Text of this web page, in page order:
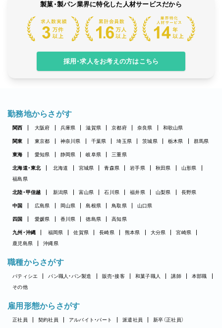
製菓・製パン業界に特化した人材サービスだから
採用・求人をお考えの方はこちら
勤務地からさがす
関西 大阪府 兵庫県 滋賀県 京都府 奈良県 和歌山県
関東 東京都 神奈川県 千葉県 埼玉県 茨城県 栃木県 群馬県
東海 愛知県 静岡県 岐阜県 三重県
北海道・東北 北海道 宮城県 青森県 岩手県 秋田県
山形県
福島県
北陸・甲信越 新潟県 富山県 石川県 福井県 山梨県 長野県
中国 広島県 岡山県 島根県 鳥取県 山口県
四国 愛媛県 香川県 徳島県 高知県
九州・沖縄 福岡県 佐賀県 長崎県 熊本県 大分県
宮崎県
鹿児島県
沖縄県
職種からさがす
パティシエ パン職人・パン製造 販売・接客 和菓子職人 講師
本部職
その他
雇用形態からさがす
正社員 契約社員 アルバイト・パート 派遣社員 新卒（正社員）